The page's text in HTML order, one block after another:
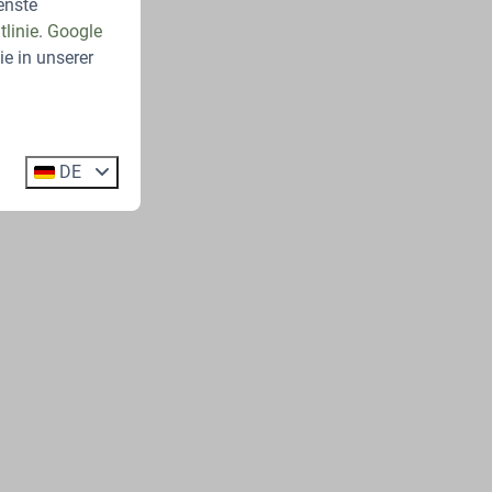
. Google
in unserer
DE